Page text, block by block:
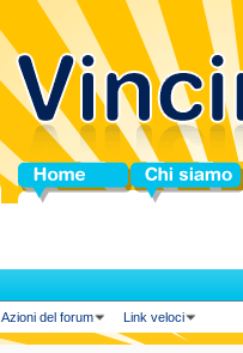
Home Chi siamo
Azioni del forum Link veloci